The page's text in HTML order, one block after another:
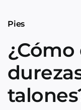
Pies